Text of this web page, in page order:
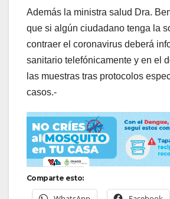
Además la ministra salud Dra.
que si algún ciudadano tenga la
contraer el coronavirus deberá
sanitario telefónicamente y en el
las muestras tras protocolos
casos.-
Comparte esto: